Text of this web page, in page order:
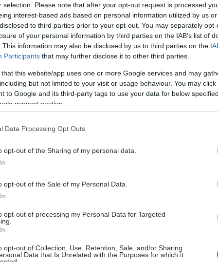
selection. Please note that after your opt-out request is processed
interest-based ads based on personal information utilized by us
to third parties prior to your opt-out. You may separately
of your personal information by third parties on the IAB’s list of
This information may also be disclosed by us to third parties on the
Participants that may further disclose it to other third parties.
that this website/app uses one or more Google services and may
but not limited to your visit or usage behaviour. You may
to Google and its third-party tags to use your data for below
consent section.
Data Processing Opt Outs
opt-out of the Sharing of my personal data.
opt-out of the Sale of my Personal Data.
opt-out of processing my Personal Data for Targeted
opt-out of Collection, Use, Retention, Sale, and/or Sharing
Data that Is Unrelated with the Purposes for which it
αιμοσφαιρίνη (HbA1c) με στατιστικά σημαντικό
τρόπο. Η μεγαλύτερη επίδραση
στην ομάδα που έλαβε 40 mg εβδομαδιαίως: η
μειώθηκε από 7,8% σε 6,09%.
καταγράφηκαν επίσης σε δευτερεύοντα
σημεία, όπως:
εντός του επιθυμητού γλυκαιμικού εύρους (Time
βάρος.
που έλαβαν τη μέγιστη δόση έχασαν κατά
του αρχικού τους βάρους. Σύμφωνα με τη Novo
παρόμοιο με εκείνο των ήδη γνωστών αγωνιστών
αποτελέσματα αυτά, η εταιρεία σχεδιάζει να
σε μελέτες Φάσης ΙΙΙ για να αξιολογήσει περαιτέρω
ως πιθανή θεραπεία για τον διαβήτη τύπου 2